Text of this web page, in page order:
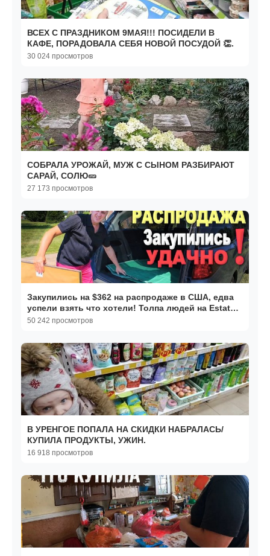
ВСЕХ С ПРАЗДНИКОМ 9МАЯ!!! ПОСИДЕЛИ В
КАФЕ, ПОРАДОВАЛА СЕБЯ НОВОЙ ПОСУДОЙ 👏.
30 024 просмотров
СОБРАЛА УРОЖАЙ, МУЖ С СЫНОМ РАЗБИРАЮТ
САРАЙ, СОЛЮ🥒
27 173 просмотров
Закупились на $362 на распродаже в США, едва
успели взять что хотели! Толпа людей на Estate
sale
50 242 просмотров
В УРЕНГОЕ ПОПАЛА НА СКИДКИ НАБРАЛАСЬ/
КУПИЛА ПРОДУКТЫ, УЖИН.
16 918 просмотров